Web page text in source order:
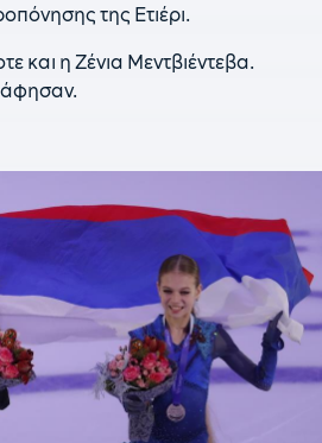
της Ετιέρι.
και η Ζένια Μεντβιέντεβα.
άφησαν.